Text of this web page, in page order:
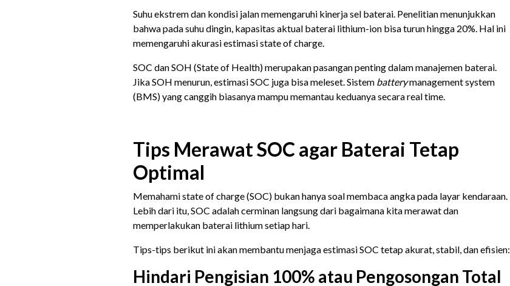
Suhu ekstrem dan kondisi jalan memengaruhi kinerja sel baterai. Penelitian menunjukkan
bahwa pada suhu dingin, kapasitas aktual baterai lithium-ion bisa turun hingga 20%. Hal ini
memengaruhi akurasi estimasi state of charge.
SOC dan SOH (State of Health) merupakan pasangan penting dalam manajemen baterai.
Jika SOH menurun, estimasi SOC juga bisa meleset. Sistem batterymanagement system
(BMS) yang canggih biasanya mampu memantau keduanya secara real time.
Tips Merawat SOC agar Baterai Tetap
Optimal
Memahami state of charge (SOC) bukan hanya soal membaca angka pada layar kendaraan.
Lebih dari itu, SOC adalah cerminan langsung dari bagaimana kita merawat dan
memperlakukan baterai lithium setiap hari.
Tips-tips berikut ini akan membantu menjaga estimasi SOC tetap akurat, stabil, dan efisien:
Hindari Pengisian 100% atau Pengosongan Total